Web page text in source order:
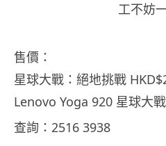
工不妨
售價：
星球大戰：絕地挑戰
Lenovo Yoga 920 星球大
查詢： 2516 3938